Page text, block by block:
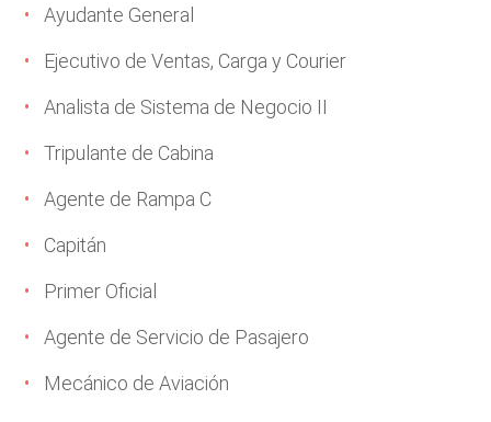
Ayudante General
Ejecutivo de Ventas, Carga y Courier
Analista de Sistema de Negocio II
Tripulante de Cabina
Agente de Rampa C
Capitán
Primer Oficial
Agente de Servicio de Pasajero
Mecánico de Aviación